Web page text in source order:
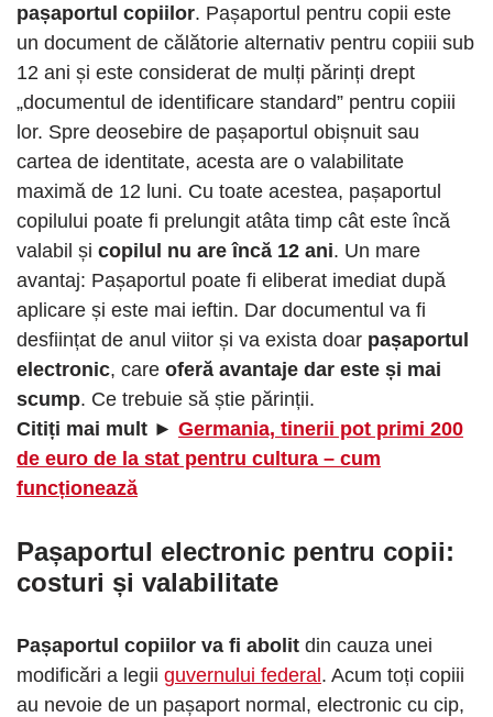
pașaportul copiilor. Pașaportul pentru copii este
un document de călătorie alternativ pentru copiii sub
12 ani și este considerat de mulți părinți drept
„documentul de identificare standard” pentru copiii
lor. Spre deosebire de pașaportul obișnuit sau
cartea de identitate, acesta are o valabilitate
maximă de 12 luni. Cu toate acestea, pașaportul
copilului poate fi prelungit atâta timp cât este încă
valabil și copilul nu are încă 12 ani. Un mare
avantaj: Pașaportul poate fi eliberat imediat după
aplicare și este mai ieftin. Dar documentul va fi
desființat de anul viitor și va exista doar pașaportul
electronic, care oferă avantaje dar este și mai
scump. Ce trebuie să știe părinții.
Citiți mai mult ► Germania, tinerii pot primi 200
de euro de la stat pentru cultura – cum
funcționează
Pașaportul electronic pentru copii:
costuri și valabilitate
Pașaportul copiilor va fi abolit din cauza unei
modificări a legii guvernului federal. Acum toți copiii
au nevoie de un pașaport normal, electronic cu cip,